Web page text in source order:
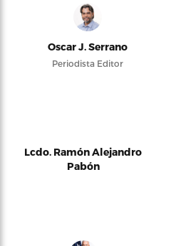
Oscar J. Serrano
Periodista Editor
Lcdo. Ramón Alejandro
Pabón